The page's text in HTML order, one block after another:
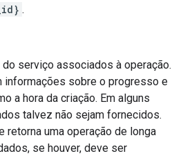
.
serviço associados à operação.
informações sobre o progresso e
a hora da criação. Em alguns
talvez não sejam fornecidos.
retorna uma operação de longa
se houver, deve ser